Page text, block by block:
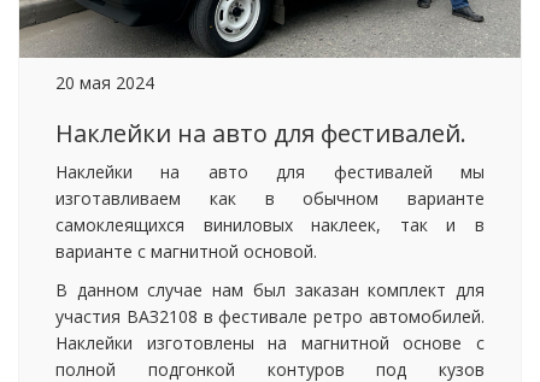
20 мая 2024
Наклейки на авто для фестивалей.
Наклейки на авто для фестивалей мы
изготавливаем как в обычном варианте
самоклеящихся виниловых наклеек, так и в
варианте с магнитной основой.
В данном случае нам был заказан комплект для
участия ВАЗ2108 в фестивале ретро автомобилей.
Наклейки изготовлены на магнитной основе с
полной подгонкой контуров под кузов